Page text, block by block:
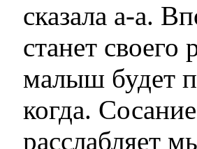
сказала а-а.
станет
малыш будет
когда.
расслабляет